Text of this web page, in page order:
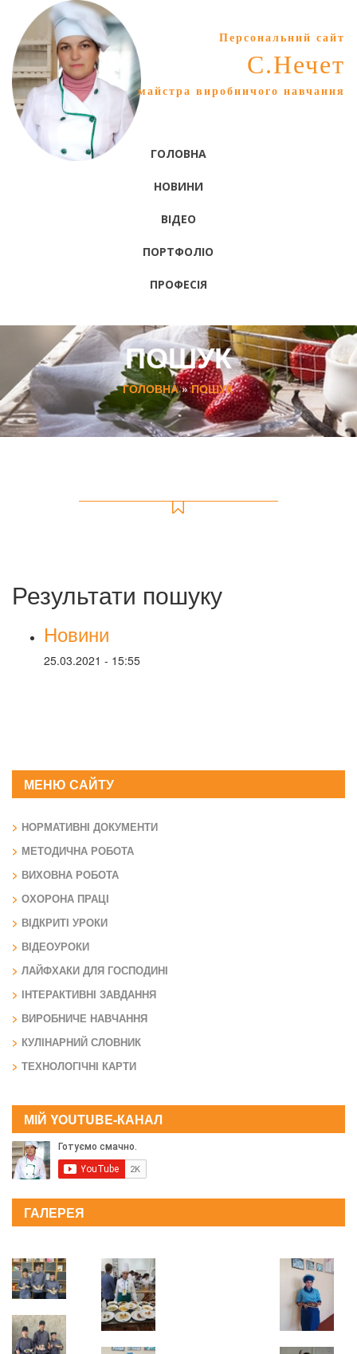
Персональний сайт
С.Нечет
майстра виробничого навчання
ГОЛОВНА
НОВИНИ
ВІДЕО
ПОРТФОЛІО
ПРОФЕСІЯ
ПОШУК
ГОЛОВНА»ПОШУК
Результати пошуку
Новини
25.03.2021 - 15:55
МЕНЮ САЙТУ
НОРМАТИВНІ ДОКУМЕНТИ
МЕТОДИЧНА РОБОТА
ВИХОВНА РОБОТА
ОХОРОНА ПРАЦІ
ВІДКРИТІ УРОКИ
ВІДЕОУРОКИ
ЛАЙФХАКИ ДЛЯ ГОСПОДИНІ
ІНТЕРАКТИВНІ ЗАВДАННЯ
ВИРОБНИЧЕ НАВЧАННЯ
КУЛІНАРНИЙ СЛОВНИК
ТЕХНОЛОГІЧНІ КАРТИ
МІЙ YOUTUBE-КАНАЛ
ГАЛЕРЕЯ